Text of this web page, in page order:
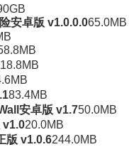
安卓版 v1.0.0.065.0MB
18.8MB
83.4MB
安卓版 v1.750.0MB
v1.020.0MB
版 v1.0.6244.0MB